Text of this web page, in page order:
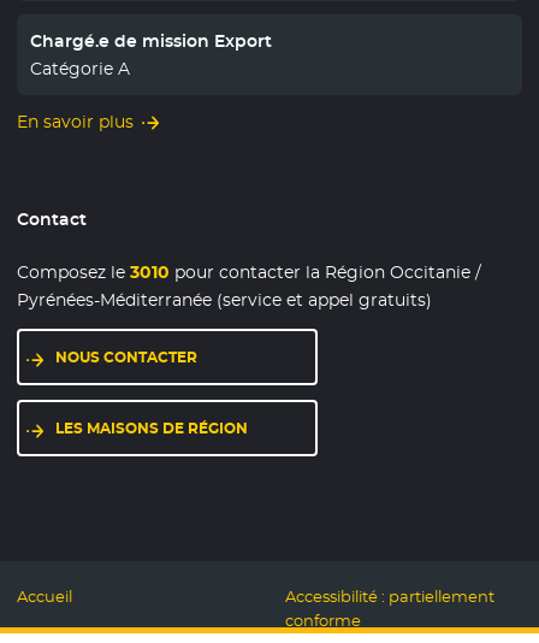
Chargé.e de mission Export
Catégorie A
En savoir plus
Contact
Composez le3010 pour contacter la Région Occitanie /
Pyrénées-Méditerranée (service et appel gratuits)
NOUS CONTACTER
LES MAISONS DE RÉGION
Accueil
Mentions légales
Accessibilité : partiellement
conforme